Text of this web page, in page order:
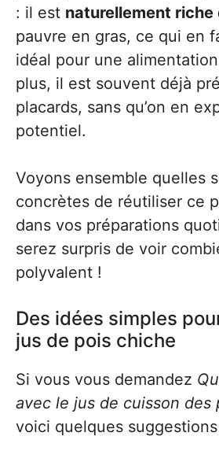
: il est naturellement riche
pauvre en gras, ce qui en
idéal pour une
plus, il est souvent déjà
placards, sans qu’on en
potentiel.
Voyons ensemble quelles
concrètes de réutiliser ce
dans vos préparations
serez surpris de voir
polyvalent !
Des idées simples
jus de pois chiche
Si vous vous demandez
avec le jus de cuisson des
voici quelques